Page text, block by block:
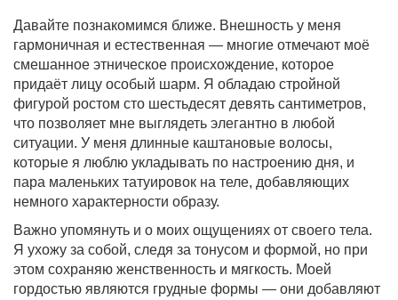
Давайте познакомимся ближе. Внешность у меня
гармоничная и естественная — многие отмечают моё
смешанное этническое происхождение, которое
придаёт лицу особый шарм. Я обладаю стройной
фигурой ростом сто шестьдесят девять сантиметров,
что позволяет мне выглядеть элегантно в любой
ситуации. У меня длинные каштановые волосы,
которые я люблю укладывать по настроению дня, и
пара маленьких татуировок на теле, добавляющих
немного характерности образу.
Важно упомянуть и о моих ощущениях от своего тела.
Я ухожу за собой, следя за тонусом и формой, но при
этом сохраняю женственность и мягкость. Моей
гордостью являются грудные формы — они добавляют